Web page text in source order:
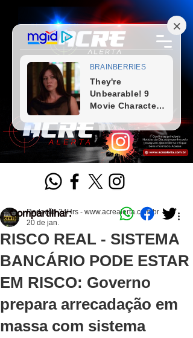
RISCO REAL - SISTEMA
BANCÁRIO PODE ESTAR
EM RISCO: Governo
prepara arrecadação em
massa com sistema
Redação 24Hrs - www.acrealerta.com.br
20 de jan.
Compartilhar: